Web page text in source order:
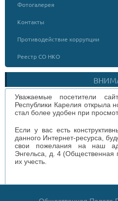
Фотогалерея
Контакты
Противодействие коррупции
Реестр СО НКО
Уважаемые посетители
Республики Карелия открыла
стал более удобен при
Если у вас есть
данного Интернет-ресурса,
свои пожелания на наш
Энгельса, д. 4
их учесть.